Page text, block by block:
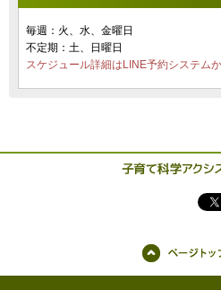
毎週：火、水、金曜日
不定期：土、日曜日
スケジュール詳細はLINE予約システム